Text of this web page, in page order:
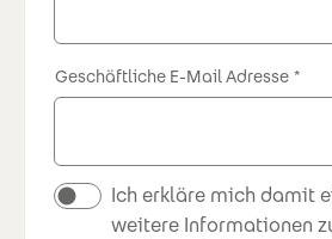
Geschäftliche E-Mail Adresse
Newsletter
Ich erkläre mich damit
weitere Informationen